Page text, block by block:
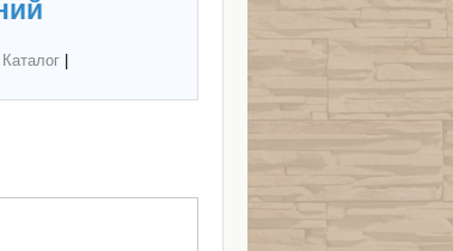
Каталог|